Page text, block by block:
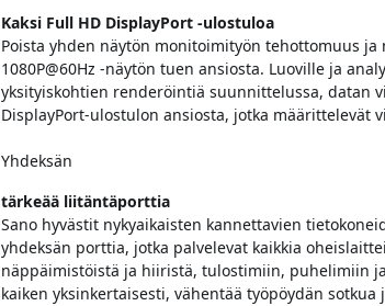
Kaksi Full HD DisplayPort -ulostuloa
Poista yhden näytön monitoimityön tehottomuus
1080P@60Hz -näytön tuen ansiosta. Luoville ja
yksityiskohtien renderöintiä suunnittelussa, datan
DisplayPort-ulostulon ansiosta, jotka määrittelevät
Yhdeksän
tärkeää liitäntäporttia
Sano hyvästit nykyaikaisten kannettavien
yhdeksän porttia, jotka palvelevat kaikkia
näppäimistöistä ja hiiristä, tulostimiin, puhelimiin
kaiken yksinkertaisesti, vähentää työpöydän